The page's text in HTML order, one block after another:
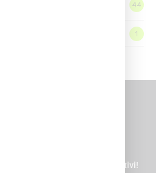
44
1
è il paradiso per gli sportivi!